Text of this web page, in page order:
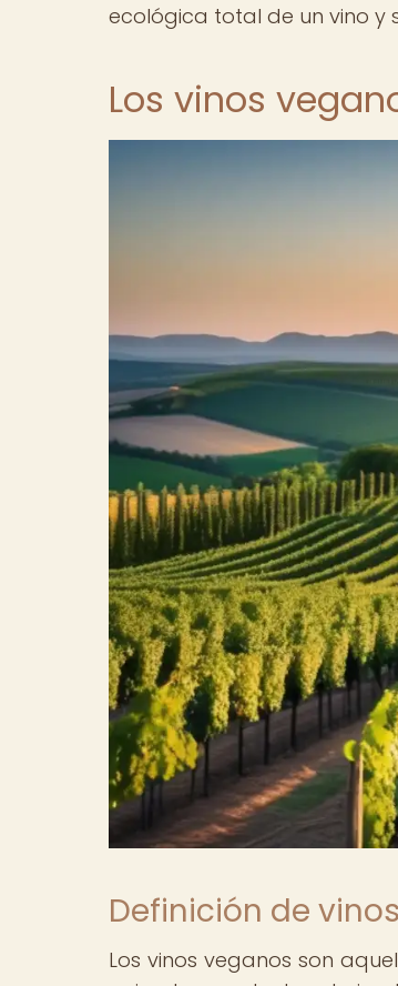
ecológica total de un vino
Los vinos
Definición de
Los vinos veganos son